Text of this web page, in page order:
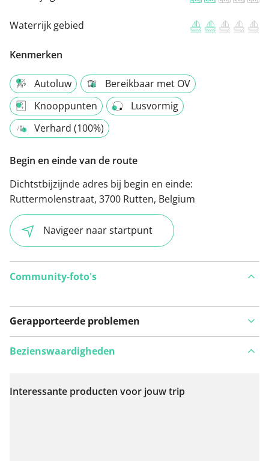
Waterrijk gebied
Kenmerken
Autoluw
Bereikbaar met OV
Knooppunten
Lusvormig
Verhard (100%)
Begin en einde van de route
Dichtstbijzijnde adres bij begin en einde:
Ruttermolenstraat, 3700 Rutten, Belgium
Navigeer naar startpunt
Community-foto's
Gerapporteerde problemen
Bekijk op kaart
Bezienswaardigheden
Interessante producten voor jouw trip